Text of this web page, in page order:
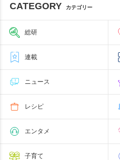
CATEGORY カテゴリー
総研
連載
ニュース
レシピ
エンタメ
子育て